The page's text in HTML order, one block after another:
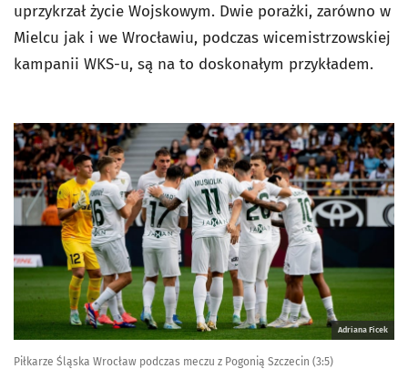
uprzykrzał życie Wojskowym. Dwie porażki, zarówno w
Mielcu jak i we Wrocławiu, podczas wicemistrzowskiej
kampanii WKS-u, są na to doskonałym przykładem.
Adriana Ficek
Piłkarze Śląska Wrocław podczas meczu z Pogonią Szczecin (3:5)